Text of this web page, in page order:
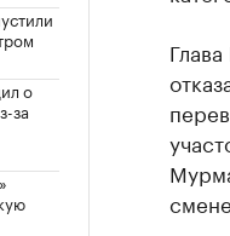
о
за